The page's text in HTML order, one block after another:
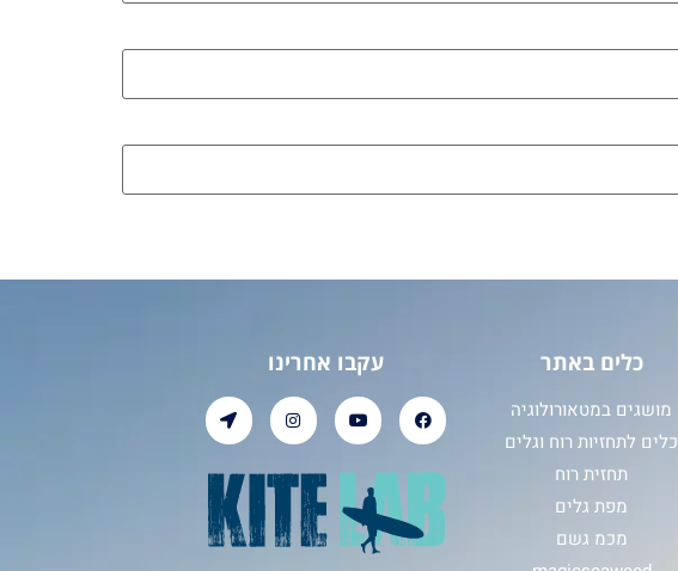
כלים באתר
מושגים במטאורולוגיה
כלים לתחזיות רוח וגלים
תחזית רוח
מפת גלים
מכמ גשם
עקבו אחרינו